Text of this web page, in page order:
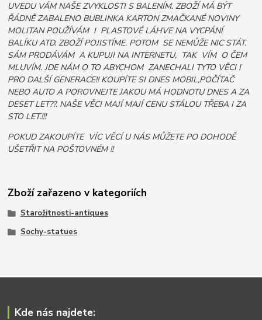
UVEDU VÁM NAŠE ZVYKLOSTI S BALENÍM. ZBOŽÍ MÁ BÝT
ŘÁDNĚ ZABALENO BUBLINKA KARTON ZMAČKANÉ NOVINY
MOLITAN POUŽÍVÁM I PLASTOVÉ LÁHVE NA VYCPÁNÍ
BALÍKU ATD. ZBOŽÍ POJISTÍME. POTOM SE NEMŮŽE NIC STÁT.
SÁM PRODÁVÁM A KUPUJI NA INTERNETU, TAK VÍM O ČEM
MLUVÍM. JDE NÁM O TO ABYCHOM ZANECHALI TYTO VĚCI I
PRO DALŠÍ GENERACE!! KOUPÍTE SI DNES MOBIL,POČÍTAČ
NEBO AUTO A POROVNEJTE JAKOU MÁ HODNOTU DNES A ZA
DESET LET??. NAŠE VĚCI MAJÍ MAJÍ CENU STÁLOU TŘEBA I ZA
STO LET.!!!
POKUD ZAKOUPÍTE VÍC VĚCÍ U NÁS MŮŽETE PO DOHODĚ
UŠETŘIT NA POŠTOVNÉM !!
Zboží zařazeno v kategoriích
Starožitnosti-antiques
Sochy-statues
Kde nás najdete: